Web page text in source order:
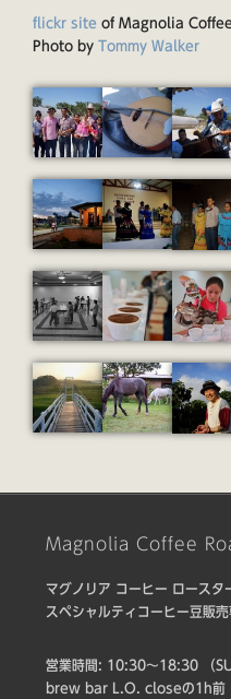
flickr site of Magnolia
Photo by
Tommy Walker
Magnolia Coffee
マグノリア コーヒー ロースタ
スペシャルティコーヒー豆販
営業時間: 10:30〜18:30 （
brew bar L.O. closeの1h前